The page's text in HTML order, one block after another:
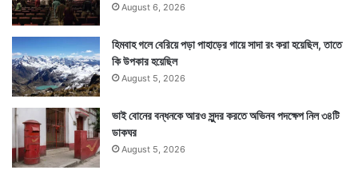
August 6, 2026
হিমবাহ গলে বেরিয়ে পড়া পাহাড়ের গায়ে সাদা রং করা হয়েছিল, তাতে
কি উপকার হয়েছিল
August 5, 2026
ভাই বোনের বন্ধনকে আরও সুন্দর করতে অভিনব পদক্ষেপ নিল ৩৪টি
ডাকঘর
August 5, 2026